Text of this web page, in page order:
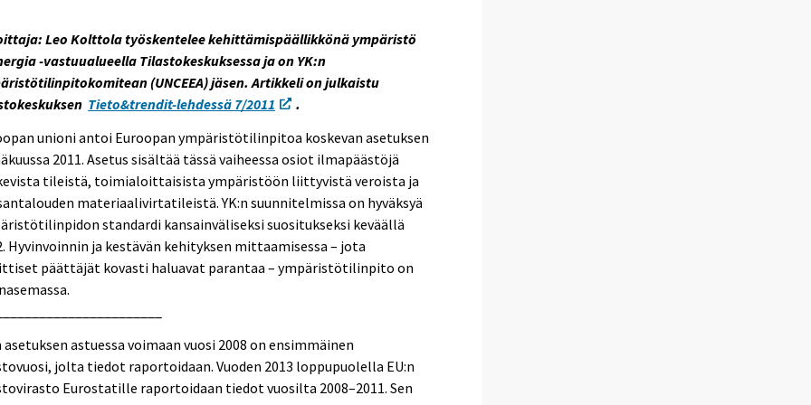
Leo Kolttola työskentelee kehittämispäällikkönä ympäristö
-vastuualueella Tilastokeskuksessa ja on YK:n
(UNCEEA) jäsen. Artikkeli on julkaistu
Tieto&trendit-lehdessä 7/2011
.
unioni antoi Euroopan ympäristötilinpitoa koskevan asetuksen
2011. Asetus sisältää tässä vaiheessa osiot ilmapäästöjä
tileistä, toimialoittaisista ympäristöön liittyvistä veroista ja
materiaalivirtatileistä. YK:n suunnitelmissa on hyväksyä
standardi kansainväliseksi suositukseksi keväällä
Hyvinvoinnin ja kestävän kehityksen mittaamisessa – jota
päättäjät kovasti haluavat parantaa – ympäristötilinpito on
asetuksen astuessa voimaan vuosi 2008 on ensimmäinen
jolta tiedot raportoidaan. Vuoden 2013 loppupuolella EU:n
Eurostatille raportoidaan tiedot vuosilta 2008–2011. Sen